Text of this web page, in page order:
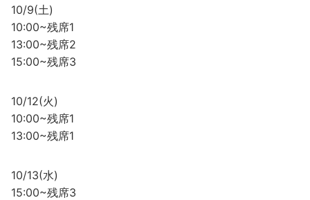
10/9(土)
10:00~残席1
13:00~残席2
15:00~残席3
10/12(火)
10:00~残席1
13:00~残席1
10/13(水)
15:00~残席3